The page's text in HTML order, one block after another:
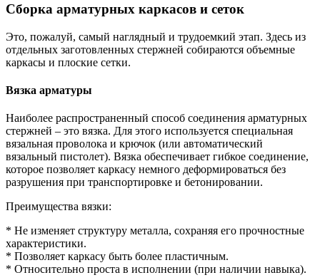
Сборка арматурных каркасов и сеток
Это, пожалуй, самый наглядный и трудоемкий этап. Здесь из
отдельных заготовленных стержней собираются объемные
каркасы и плоские сетки.
Вязка арматуры
Наиболее распространенный способ соединения арматурных
стержней – это вязка. Для этого используется специальная
вязальная проволока и крючок (или автоматический
вязальный пистолет). Вязка обеспечивает гибкое соединение,
которое позволяет каркасу немного деформироваться без
разрушения при транспортировке и бетонировании.
Преимущества вязки:
* Не изменяет структуру металла, сохраняя его прочностные
характеристики.
* Позволяет каркасу быть более пластичным.
* Относительно проста в исполнении (при наличии навыка).